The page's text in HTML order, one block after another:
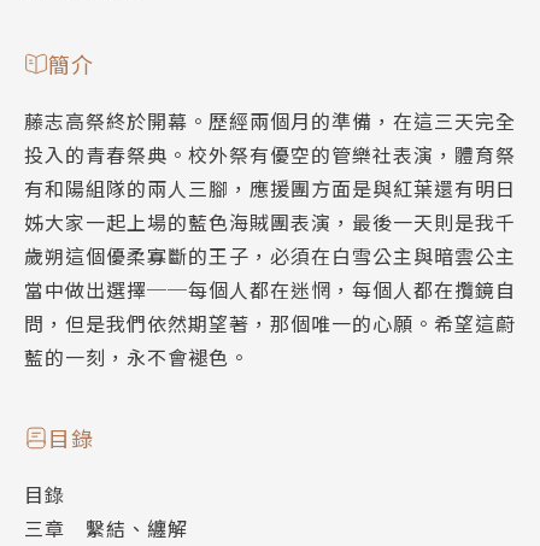
簡介
藤志高祭終於開幕。歷經兩個月的準備，在這三天完全
投入的青春祭典。校外祭有優空的管樂社表演，體育祭
有和陽組隊的兩人三腳，應援團方面是與紅葉還有明日
姊大家一起上場的藍色海賊團表演，最後一天則是我千
歲朔這個優柔寡斷的王子，必須在白雪公主與暗雲公主
當中做出選擇──每個人都在迷惘，每個人都在攬鏡自
問，但是我們依然期望著，那個唯一的心願。希望這蔚
藍的一刻，永不會褪色。
目錄
目錄
三章 繫結、纏解